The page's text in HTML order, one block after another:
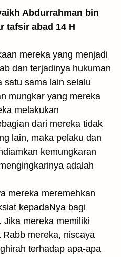
Abdurrahman bin
tafsir abad 14 H
mereka yang menjadi
dan terjadinya hukuman
satu sama lain selalu
mungkar yang mereka
melakukan
dari mereka tidak
lain, maka pelaku dan
kemungkaran
adalah
mereka meremehkan
kepadaNya bagi
Jika mereka memiliki
mereka, niscaya
terhadap apa-apa